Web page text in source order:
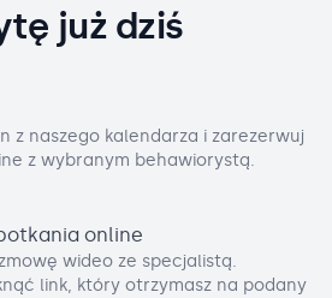
już dziś
z naszego kalendarza i zarezerwuj
z wybranym behawiorystą.
online
wideo ze specjalistą.
link, który otrzymasz na podany